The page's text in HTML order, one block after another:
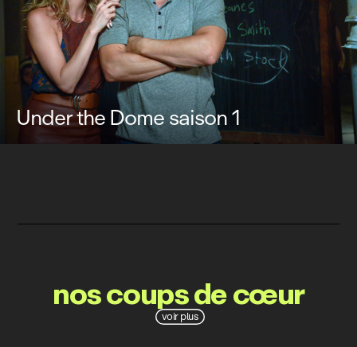
Under the Dome saison 1
voir plus
nos coups de cœur